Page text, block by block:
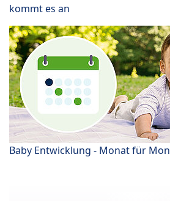
kommt es an
Baby Entwicklung - Monat für